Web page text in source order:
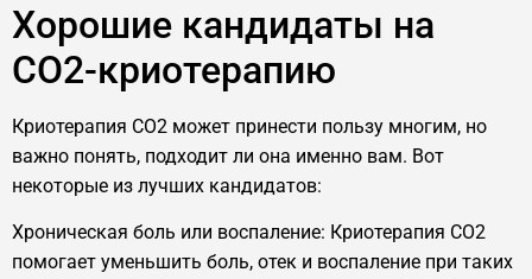
Хорошие кандидаты на
CO2-криотерапию
Криотерапия CO2 может принести пользу многим, но
важно понять, подходит ли она именно вам. Вот
некоторые из лучших кандидатов:
Хроническая боль или воспаление: Криотерапия CO2
помогает уменьшить боль, отек и воспаление при таких